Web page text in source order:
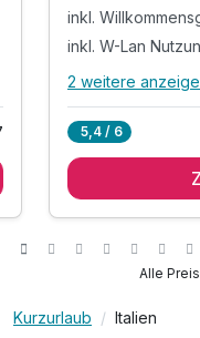
inkl.
inkl. W-Lan
Alle
2 x reichhaltiges
inkl. Parkplatz
2 weitere
5,4 / 6
Alle
Kurzurlaub Italien